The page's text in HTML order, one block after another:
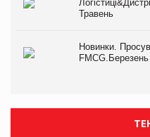
Травень
Новинки.